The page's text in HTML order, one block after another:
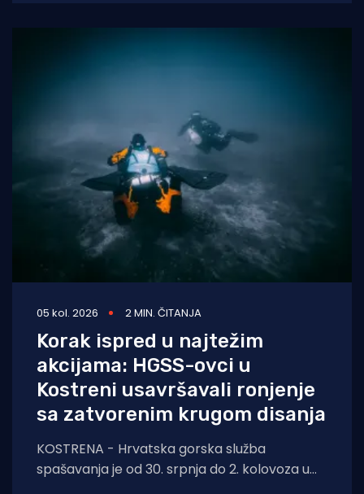
05 kol. 2026 2 MIN. ČITANJA
Korak ispred u najtežim
akcijama: HGSS-ovci u
Kostreni usavršavali ronjenje
sa zatvorenim krugom disanja
KOSTRENA - Hrvatska gorska služba
spašavanja je od 30. srpnja do 2. kolovoza u